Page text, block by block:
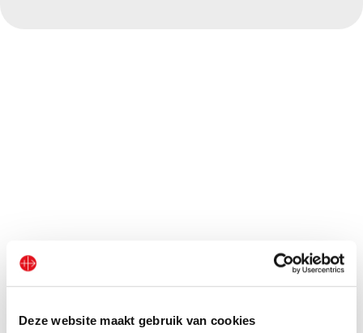
Deze website maakt gebruik van cookies